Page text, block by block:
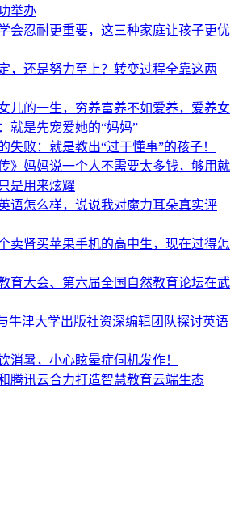
举办
会忍耐更重要，这三种家庭让孩子更优
，还是努力至上？转变过程全靠这两
儿的一生，穷养富养不如爱养，爱养女
就是先宠爱她的“妈妈”
失败：就是教出“过于懂事”的孩子！
》妈妈说一个人不需要太多钱，够用就
是用来炫耀
语怎么样，说说我对魔力耳朵真实评
卖肾买苹果手机的高中生，现在过得怎
育大会、第六届全国自然教育论坛在武
牛津大学出版社资深编辑团队探讨英语
消暑，小心眩晕症伺机发作！
腾讯云合力打造智慧教育云端生态